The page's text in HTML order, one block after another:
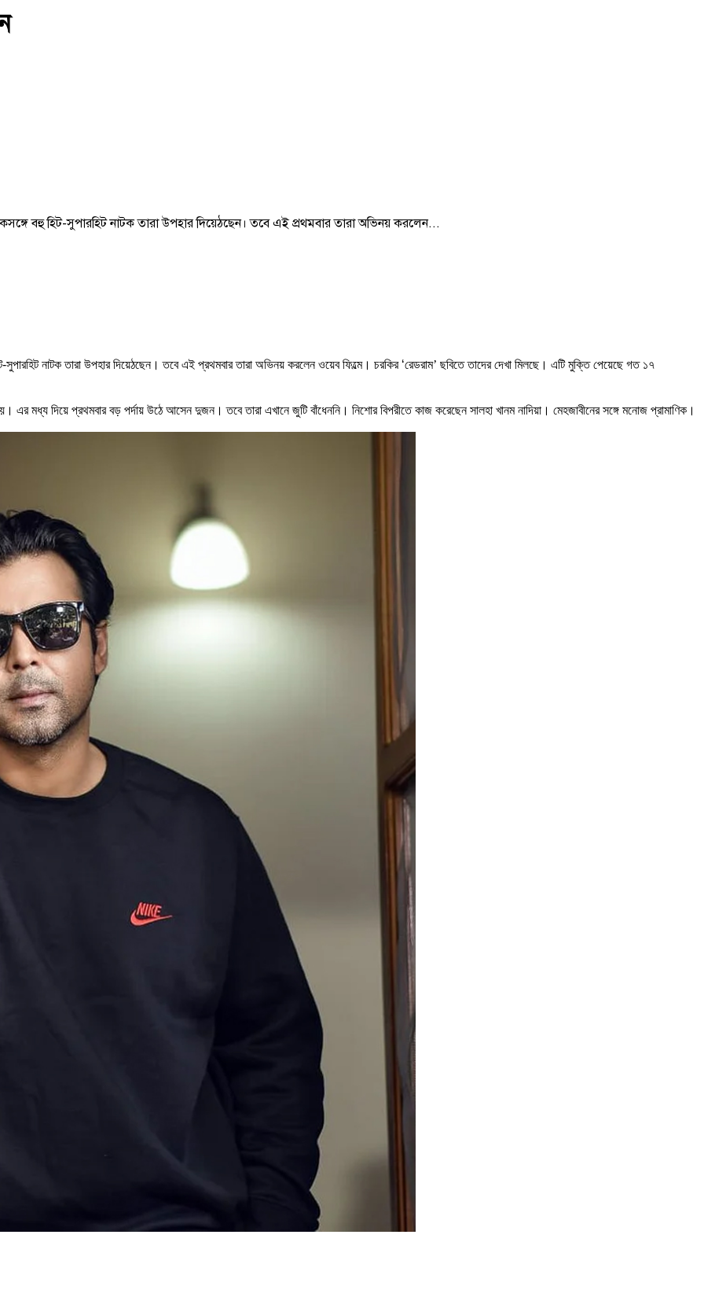
বহু হিট-সুপারহিট নাটক তারা উপহার দিয়েঠছেন। তবে এই প্রথমবার তারা অভিনয় করলেন...
নাটক তারা উপহার দিয়েঠছেন। তবে এই প্রথমবার তারা অভিনয় করলেন ওয়েব ফিল্মে। চরকির ‘রেডরাম’ ছবিতে তাদের দেখা মিলছে। এটি মুক্তি পেয়েছে গত ১৭
হয়। এর মধ্য দিয়ে প্রথমবার বড় পর্দায় উঠে আসেন দুজন। তবে তারা এখানে জুটি বাঁধেননি। নিশোর বিপরীতে কাজ করেছেন সালহা খানম নাদিয়া। মেহজাবীনের সঙ্গে মনোজ প্রামাণিক।